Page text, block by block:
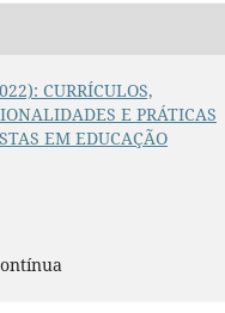
CURRÍCULOS,
E PRÁTICAS
EM EDUCAÇÃO